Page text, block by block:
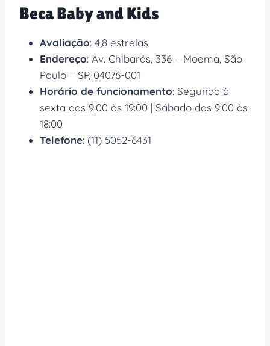
Beca Baby and Kids
Avaliação: 4,8 estrelas
Endereço: Av. Chibarás, 336 – Moema, São
Paulo – SP, 04076-001
Horário de funcionamento: Segunda à
sexta das 9:00 às 19:00 | Sábado das 9:00 às
18:00
Telefone: (11) 5052-6431